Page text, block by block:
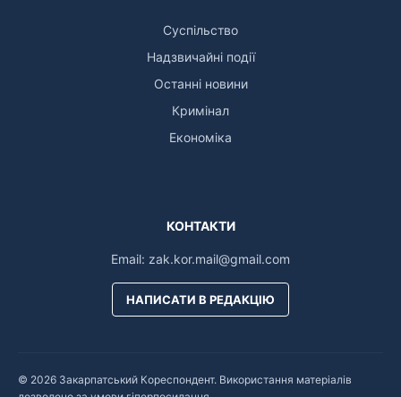
Суспільство
Надзвичайні події
Останні новини
Кримінал
Економіка
КОНТАКТИ
Email: zak.kor.mail@gmail.com
НАПИСАТИ В РЕДАКЦІЮ
© 2026 Закарпатський Кореспондент. Використання матеріалів